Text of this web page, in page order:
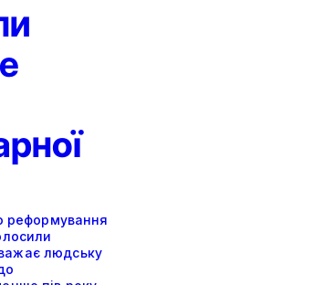
реформування
людську